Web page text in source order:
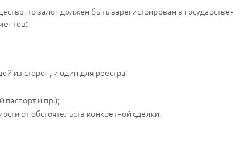
то залог должен быть зарегистрирован в
из сторон, и один для реестра;
паспорт и пр.);
от обстоятельств конкретной сделки.